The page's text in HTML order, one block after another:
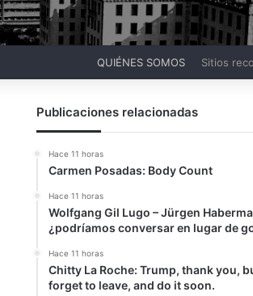
QUIÉNES SOMOS Sitios
Publicaciones relacionadas
Hace 11 horas
Carmen Posadas: Body Count
Hace 11 horas
Wolfgang Gil Lugo – Jürgen
¿podríamos conversar en lugar de
Hace 11 horas
Chitty La Roche: Trump, thank you,
forget to leave, and do it soon.